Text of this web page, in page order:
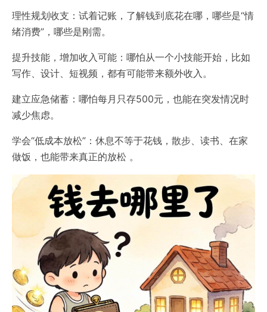
理性规划收支‌：试着记账，了解钱到底花在哪，哪些是“情
绪消费”，哪些是刚需。
提升技能，增加收入可能‌：哪怕从一个小技能开始，比如
写作、设计、短视频，都有可能带来额外收入。
建立应急储蓄‌：哪怕每月只存500元，也能在突发情况时
减少焦虑。
学会“低成本放松”‌：休息不等于花钱，散步、读书、在家
做饭，也能带来真正的放松 。